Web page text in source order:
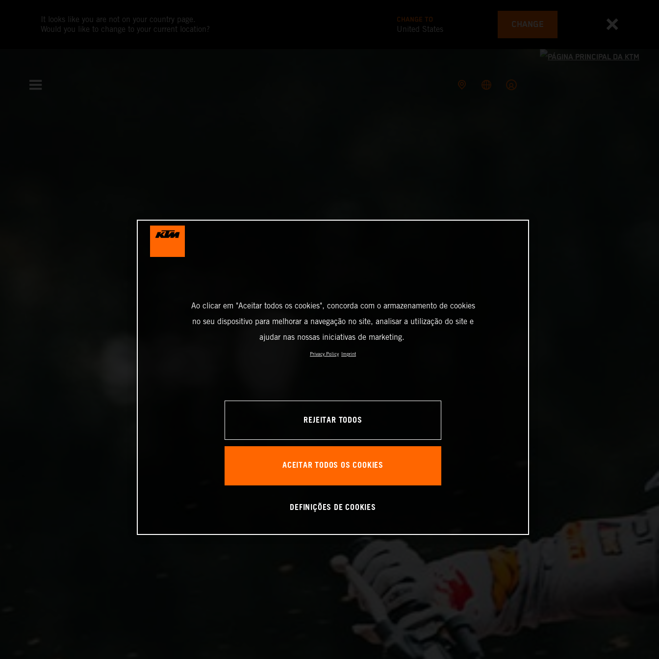
It looks like you are not on your country page.
Would you like to change to your current location?
CHANGE TO
United States CHANGE
Ao clicar em "Aceitar todos os cookies", concorda com o armazenamento de cookies
no seu dispositivo para melhorar a navegação no site, analisar a utilização do site e
ajudar nas nossas iniciativas de marketing.
Privacy Policy Imprint
REJEITAR TODOS
ACEITAR TODOS OS COOKIES
DEFINIÇÕES DE COOKIES